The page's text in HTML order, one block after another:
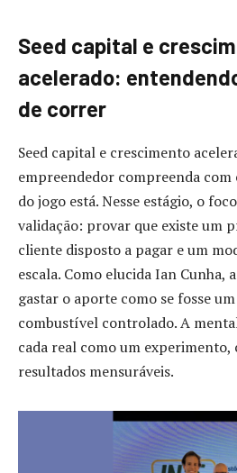
Seed capital e
acelerado:
de correr
Seed capital e crescimento
empreendedor compreenda com
do jogo está. Nesse estágio, o
validação: provar que existe um
cliente disposto a pagar e um
escala. Como elucida Ian Cunha,
gastar o aporte como se fosse
combustível controlado. A
cada real como um experimento,
resultados mensuráveis.